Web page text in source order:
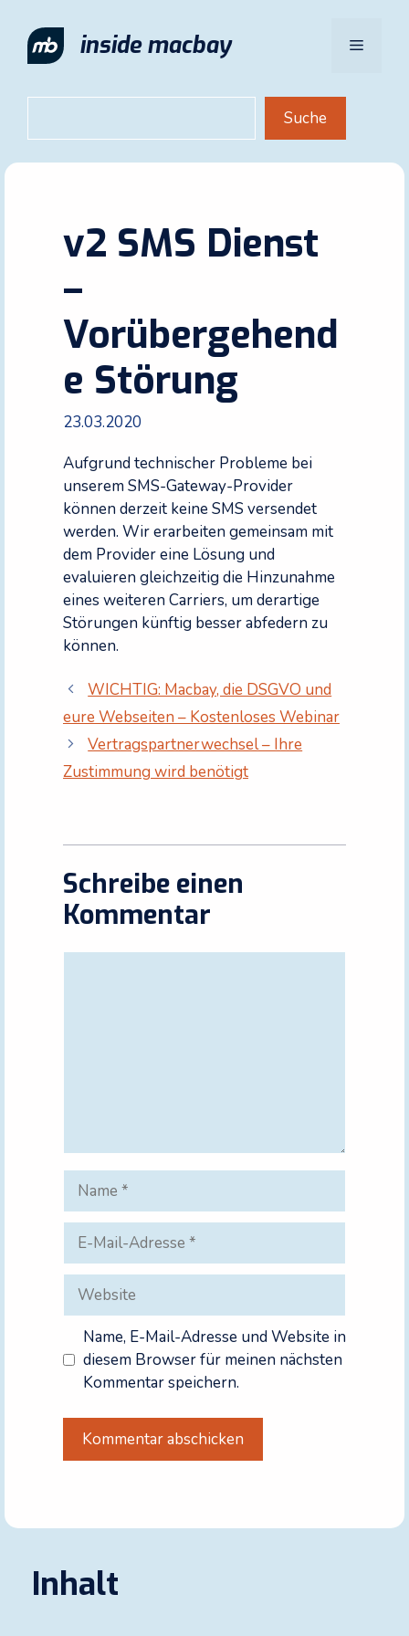
Inhalt
springen
inside macbay Menü
Suche
v2 SMS Dienst
–
Vorübergehend
e Störung
23.03.2020
Aufgrund technischer Probleme bei
unserem SMS-Gateway-Provider
können derzeit keine SMS versendet
werden. Wir erarbeiten gemeinsam mit
dem Provider eine Lösung und
evaluieren gleichzeitig die Hinzunahme
eines weiteren Carriers, um derartige
Störungen künftig besser abfedern zu
können.
WICHTIG: Macbay, die DSGVO und
eure Webseiten – Kostenloses Webinar
Vertragspartnerwechsel – Ihre
Zustimmung wird benötigt
Schreibe einen
Kommentar
Name
Mail-
Adresse
Website
Name, E-Mail-Adresse und Website in
diesem Browser für meinen nächsten
Kommentar speichern.
t
r
n
Inhalt